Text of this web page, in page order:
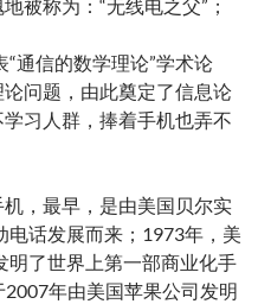
被称为：“无线电之父”；
通信的数学理论”学术论
问题，由此奠定了信息论
习人群，捧着手机也弄不
，最早，是由美国贝尔实
话发展而来；1973年，美
明了世界上第一部商业化手
年由美国苹果公司发明